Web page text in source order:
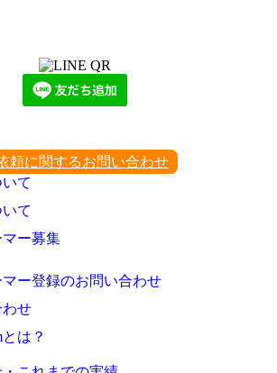
頼に関するお問い合わせ
て
て
ー募集
ー登録のお問い合わせ
わせ
は？